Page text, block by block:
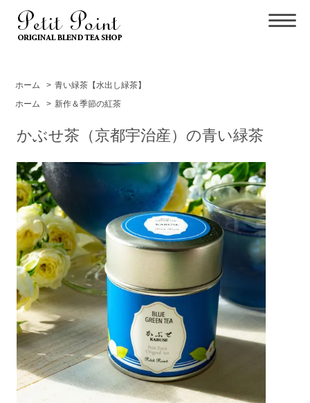
ホーム > 青い緑茶【水出し緑茶】
ホーム
> 新作＆季節の紅茶
かぶせ茶（京都宇治産）の青い緑茶